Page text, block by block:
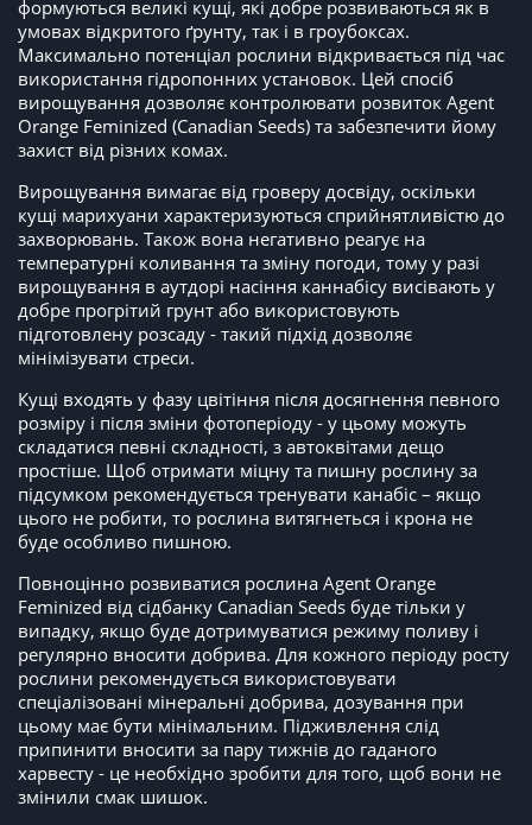
формуються великі кущі, які добре розвиваються як в
умовах відкритого ґрунту, так і в гроубоксах.
Максимально потенціал рослини відкривається під час
використання гідропонних установок. Цей спосіб
вирощування дозволяє контролювати розвиток Agent
Orange Feminized (Canadian Seeds) та забезпечити йому
захист від різних комах.
Вирощування вимагає від гроверу досвіду, оскільки
кущі марихуани характеризуються сприйнятливістю до
захворювань. Також вона негативно реагує на
температурні коливання та зміну погоди, тому у разі
вирощування в аутдорі насіння каннабісу висівають у
добре прогрітий грунт або використовують
підготовлену розсаду - такий підхід дозволяє
мінімізувати стреси.
Кущі входять у фазу цвітіння після досягнення певного
розміру і після зміни фотоперіоду - у цьому можуть
складатися певні складності, з автоквітами дещо
простіше. Щоб отримати міцну та пишну рослину за
підсумком рекомендується тренувати канабіс – якщо
цього не робити, то рослина витягнеться і крона не
буде особливо пишною.
Повноцінно розвиватися рослина Agent Orange
Feminized від сідбанку Canadian Seeds буде тільки у
випадку, якщо буде дотримуватися режиму поливу і
регулярно вносити добрива. Для кожного періоду росту
рослини рекомендується використовувати
спеціалізовані мінеральні добрива, дозування при
цьому має бути мінімальним. Підживлення слід
припинити вносити за пару тижнів до гаданого
харвесту - це необхідно зробити для того, щоб вони не
змінили смак шишок.